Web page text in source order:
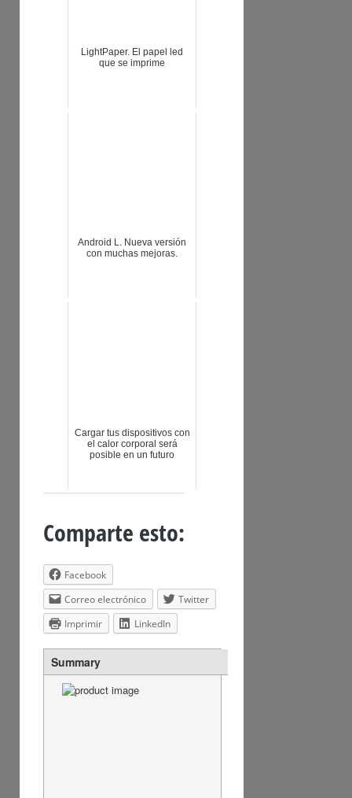
LightPaper. El papel led
que se imprime
Android L. Nueva versión
con muchas mejoras.
Cargar tus dispositivos con
el calor corporal será
posible en un futuro
Comparte esto:
Facebook
Correo electrónico
Twitter
Imprimir
LinkedIn
Summary